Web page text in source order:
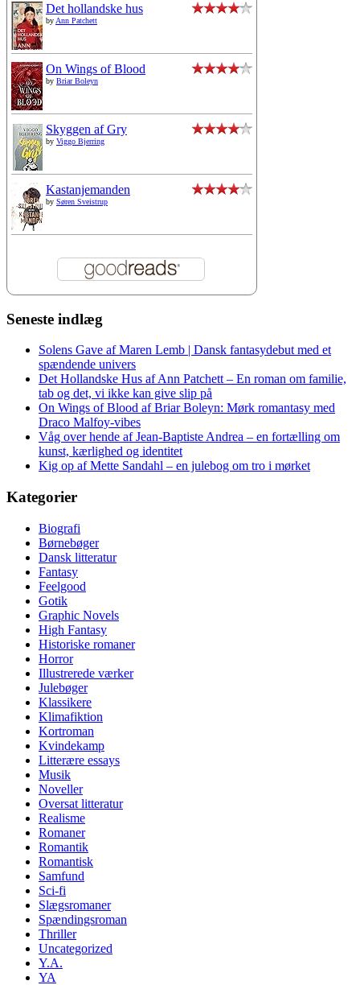
Det hollandske hus
by Ann Patchett
On Wings of Blood
by Briar Boleyn
Skyggen af Gry
by Viggo Bjerring
Kastanjemanden
by Søren Sveistrup
Seneste indlæg
Solens Gave af Maren Lemb | Dansk fantasydebut med et
spændende univers
Det Hollandske Hus af Ann Patchett – En roman om familie,
tab og det, vi ikke kan give slip på
On Wings of Blood af Briar Boleyn: Mørk romantasy med
Draco Malfoy-vibes
Våg over hende af Jean-Baptiste Andrea – en fortælling om
kunst, kærlighed og identitet
Kig op af Mette Sandahl – en julebog om tro i mørket
Kategorier
Biografi
Børnebøger
Dansk litteratur
Fantasy
Feelgood
Gotik
Graphic Novels
High Fantasy
Historiske romaner
Horror
Illustrerede værker
Julebøger
Klassikere
Klimafiktion
Kortroman
Kvindekamp
Litterære essays
Musik
Noveller
Oversat litteratur
Realisme
Romaner
Romantik
Romantisk
Samfund
Sci-fi
Slægsromaner
Spændingsroman
Thriller
Uncategorized
Y.A.
YA